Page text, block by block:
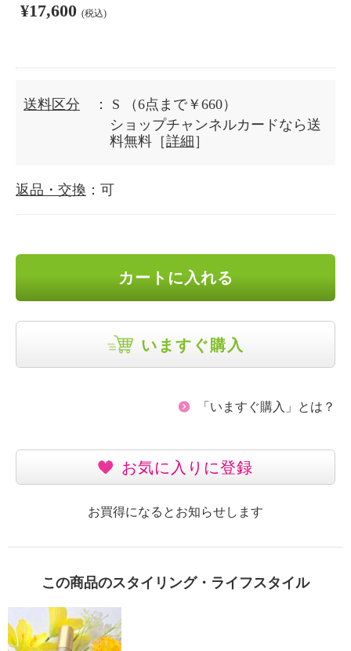
¥17,600 (税込)
送料区分 ： S
（6点まで￥660）
ショップチャンネルカードなら送
料無料［詳細 ］
返品・交換 ：可
カートに入れる
いますぐ購入
「いますぐ購入」とは？
お気に入りに登録
お買得になるとお知らせします
この商品のスタイリング・ライフスタイル